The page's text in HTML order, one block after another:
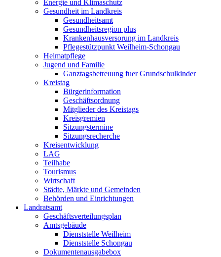
Energie und Klimaschutz
Gesundheit im Landkreis
Gesundheitsamt
Gesundheitsregion plus
Krankenhausversorung im Landkreis
Pflegestützpunkt Weilheim-Schongau
Heimatpflege
Jugend und Familie
Ganztagsbetreuung fuer Grundschulkinder
Kreistag
Bürgerinformation
Geschäftsordnung
Mitglieder des Kreistags
Kreisgremien
Sitzungstermine
Sitzungsrecherche
Kreisentwicklung
LAG
Teilhabe
Tourismus
Wirtschaft
Städte, Märkte und Gemeinden
Behörden und Einrichtungen
Landratsamt
Geschäftsverteilungsplan
Amtsgebäude
Dienststelle Weilheim
Dienststelle Schongau
Dokumentenausgabebox